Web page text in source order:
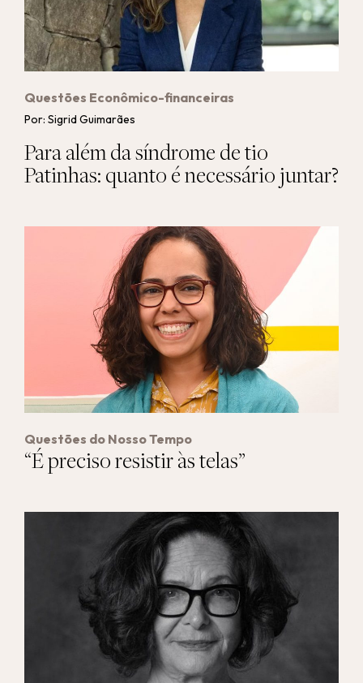
Questões Econômico-financeiras
Por: Sigrid Guimarães
Para além da síndrome de tio
Patinhas: quanto é necessário juntar?
Questões do Nosso Tempo
“É preciso resistir às telas”